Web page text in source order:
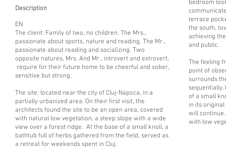
Description
EN
The client: Family of two, no children. The Mrs.,
passionate about sports, nature and reading. The Mr.,
passionate about reading and socializing. Two
opposite natures, Mrs. And Mr., introvert and extrovert,
require for their future home to be cheerful and sober,
sensitive but strong.
The site: located near the city of Cluj-Napoca, in a
partially urbanized area. On their first visit, the
architects found the site to be an open area, covered
with natural low vegetation, a steep slope with a wide
view over a forest ridge. At the base of a small knoll, a
bathtub full of herbs gathered from the field, served as
a retreat for weekends spent in Cluj.
bedroom
terrace
the south,
achieving
and public.
The feeling
point of
surrounds
of a small
in its
will
with low